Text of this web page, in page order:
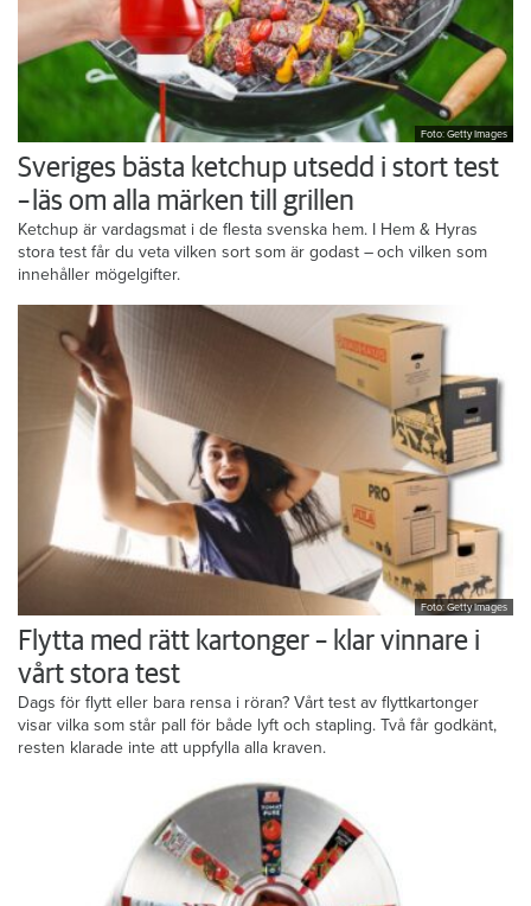
Foto: Getty Images
Sveriges bästa ketchup utsedd i stort test
– läs om alla märken till grillen
Ketchup är vardagsmat i de flesta svenska hem. I Hem & Hyras
stora test får du veta vilken sort som är godast – och vilken som
innehåller mögelgifter.
Foto: Getty Images
Flytta med rätt kartonger – klar vinnare i
vårt stora test
Dags för flytt eller bara rensa i röran? Vårt test av flyttkartonger
visar vilka som står pall för både lyft och stapling. Två får godkänt,
resten klarade inte att uppfylla alla kraven.